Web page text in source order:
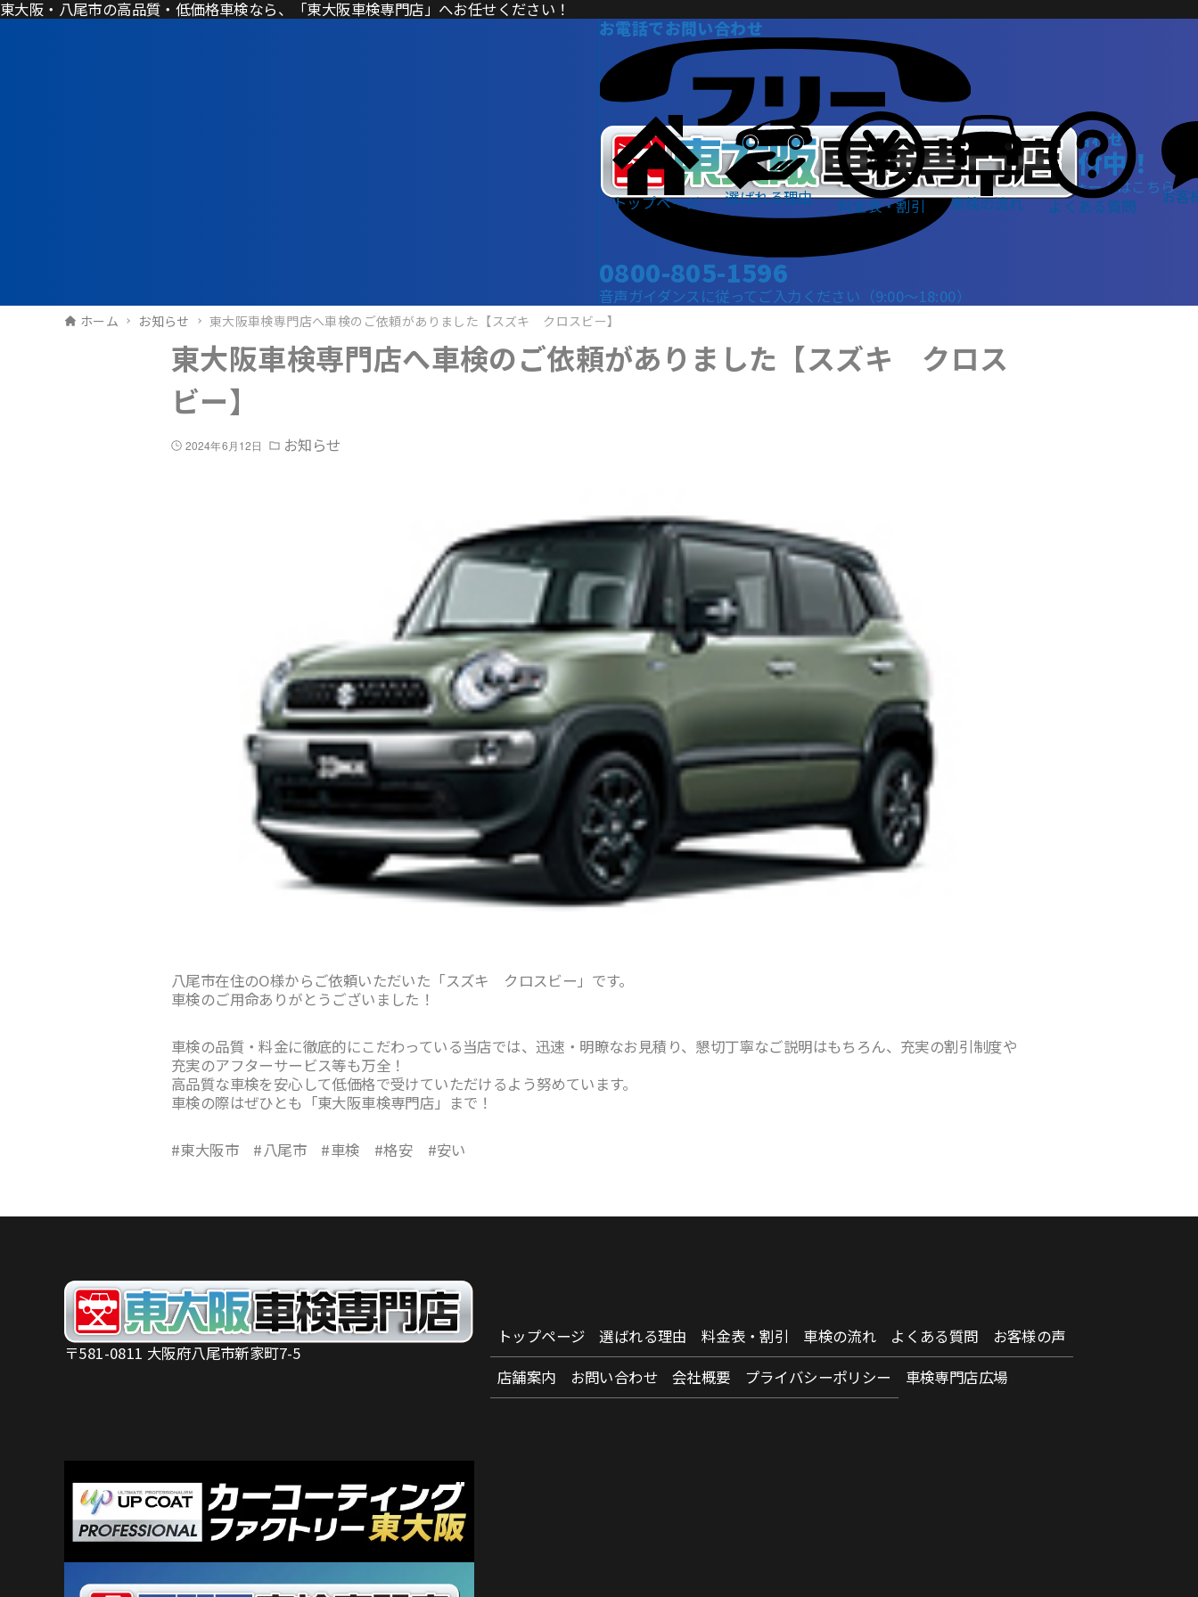
東大阪・八尾市の高品質・低価格車検なら、「東大阪車検専門店」へお任せください！
お電話でお問い合わせ
0800-805-1596
音声ガイダンスに従ってご入力ください（9:00～18:00）
WEBでお問い合わせ
24時間受付中！
お問い合わせフォームはこちら
トップページ 選ばれる理由 料金表・割引 車検の流れ よくある質問 お客
ホーム お知らせ 東大阪車検専門店へ車検のご依頼がありました【スズキ クロスビー】
東大阪車検専門店へ車検のご依頼がありました【スズキ クロス
ビー】
2024年6月12日 お知らせ
八尾市在住のO様からご依頼いただいた「スズキ クロスビー」です。
車検のご用命ありがとうございました！
車検の品質・料金に徹底的にこだわっている当店では、迅速・明瞭なお見積り、懇切丁寧なご説明はもちろん、充実の割引制度や
充実のアフターサービス等も万全！
高品質な車検を安心して低価格で受けていただけるよう努めています。
車検の際はぜひとも「東大阪車検専門店」まで！
#東大阪市 #八尾市 #車検 #格安 #安い
〒581-0811 大阪府八尾市新家町7-5
トップページ 選ばれる理由 料金表・割引 車検の流れ よくある質問
お客様の声
店舗案内
お問い合わせ 会社概要 プライバシーポリシー 車検専門店広場